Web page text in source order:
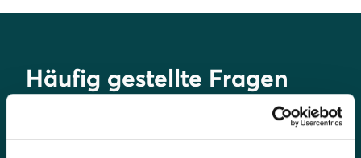
Häufig gestellte Fragen
Wer kann teilnehmen?